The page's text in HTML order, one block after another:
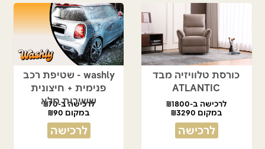
כורסת טלוויזיה מבד
ATLANTIC
לרכישה ב-₪1800
במקום ₪3290
לרכישה
washly - שטיפת רכב
פנימית + חיצונית
ששירות מלא
לרכישה ב-₪70
במקום ₪90
לרכישה